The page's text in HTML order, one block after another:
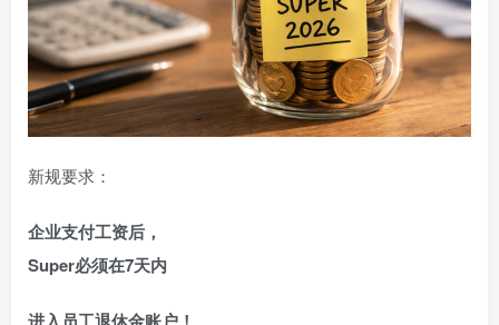
新规要求：
企业支付工资后，
Super必须在7天内
进入员工退休金账户！